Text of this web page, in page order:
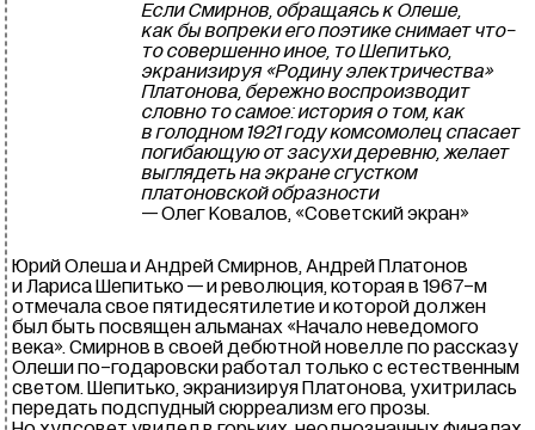
Если Смирнов, обращаясь к Олеше,
как бы вопреки его поэтике снимает что-
то совершенно иное, то Шепитько,
экранизируя «Родину электричества»
Платонова, бережно воспроизводит
словно то самое: история о том, как
в голодном 1921 году комсомолец спасает
погибающую от засухи деревню, желает
выглядеть на экране сгустком
платоновской образности
— Олег Ковалов, «Советский экран»
Юрий Олеша и Андрей Смирнов, Андрей Платонов
и Лариса Шепитько — и революция, которая в 1967-м
отмечала свое пятидесятилетие и которой должен
был быть посвящен альманах «Начало неведомого
века». Смирнов в своей дебютной новелле по рассказу
Олеши по-годаровски работал только с естественным
светом. Шепитько, экранизируя Платонова, ухитрилась
передать подспудный сюрреализм его прозы.